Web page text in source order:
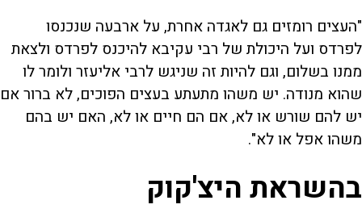
"העצים רומזים גם לאגדה אחרת, על ארבעה שנכנסו
לפרדס ועל היכולת של רבי עקיבא להיכנס לפרדס ולצאת
ממנו בשלום, וגם להיות זה שניגש לרבי אליעזר ולומר לו
שהוא מנודה. יש משהו מתעתע בעצים הפוכים, לא ברור אם
יש להם שורש או לא, אם הם חיים או לא, האם יש בהם
משהו אפל או לא".
בהשראת היצ'קוק